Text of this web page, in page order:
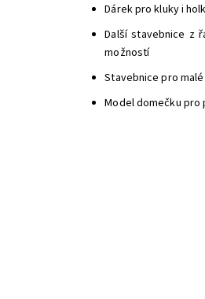
Dárek pro kluky i
Další stavebnice z
možností
Stavebnice pro
Model domečku pro